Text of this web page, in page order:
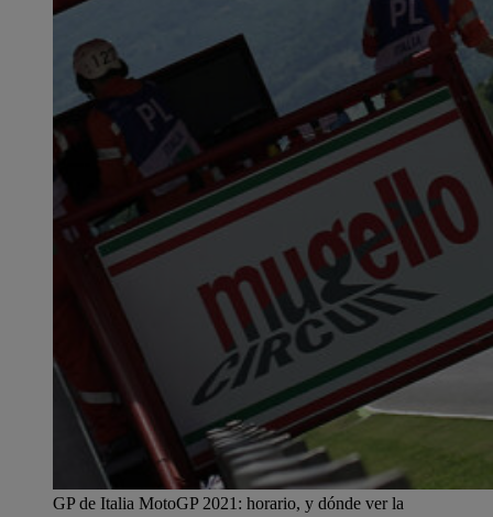
GP de Italia MotoGP 2021: horario, y dónde ver la